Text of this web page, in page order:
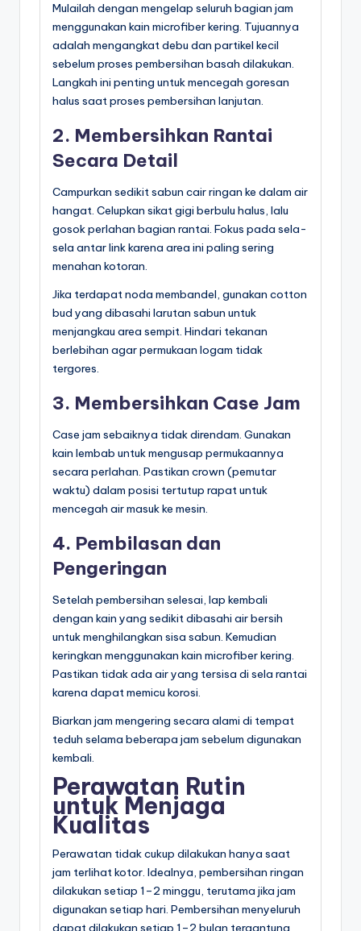
Mulailah dengan mengelap seluruh bagian jam
menggunakan kain microfiber kering. Tujuannya
adalah mengangkat debu dan partikel kecil
sebelum proses pembersihan basah dilakukan.
Langkah ini penting untuk mencegah goresan
halus saat proses pembersihan lanjutan.
2. Membersihkan Rantai
Secara Detail
Campurkan sedikit sabun cair ringan ke dalam air
hangat. Celupkan sikat gigi berbulu halus, lalu
gosok perlahan bagian rantai. Fokus pada sela-
sela antar link karena area ini paling sering
menahan kotoran.
Jika terdapat noda membandel, gunakan cotton
bud yang dibasahi larutan sabun untuk
menjangkau area sempit. Hindari tekanan
berlebihan agar permukaan logam tidak
tergores.
3. Membersihkan Case Jam
Case jam sebaiknya tidak direndam. Gunakan
kain lembab untuk mengusap permukaannya
secara perlahan. Pastikan crown (pemutar
waktu) dalam posisi tertutup rapat untuk
mencegah air masuk ke mesin.
4. Pembilasan dan
Pengeringan
Setelah pembersihan selesai, lap kembali
dengan kain yang sedikit dibasahi air bersih
untuk menghilangkan sisa sabun. Kemudian
keringkan menggunakan kain microfiber kering.
Pastikan tidak ada air yang tersisa di sela rantai
karena dapat memicu korosi.
Biarkan jam mengering secara alami di tempat
teduh selama beberapa jam sebelum digunakan
kembali.
Perawatan Rutin
untuk Menjaga
Kualitas
Perawatan tidak cukup dilakukan hanya saat
jam terlihat kotor. Idealnya, pembersihan ringan
dilakukan setiap 1–2 minggu, terutama jika jam
digunakan setiap hari. Pembersihan menyeluruh
dapat dilakukan setiap 1–2 bulan tergantung